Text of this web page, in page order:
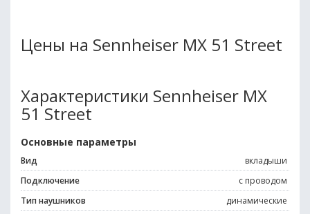
Цены на Sennheiser MX 51 Street
Характеристики Sennheiser MX
51 Street
Основные параметры
Вид
вкладыши
Подключение
с проводом
Тип наушников
динамические